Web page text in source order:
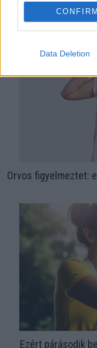
CONFIRM
Data Deletion
Orvos figyelmeztet:
Ezért párásodik